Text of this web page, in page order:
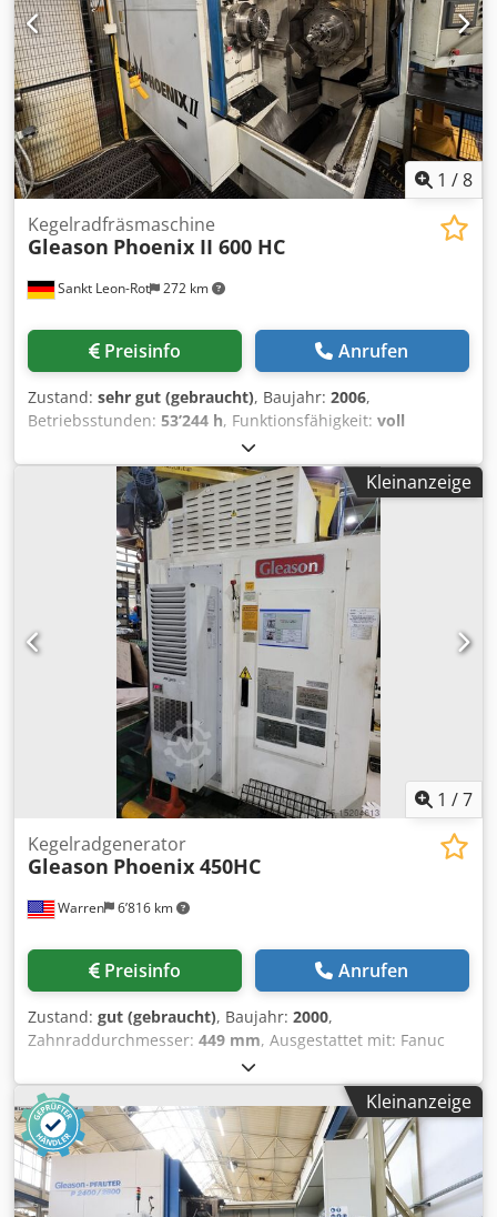
1 /8
Sankt Leon-Rot 272 km
Kegelradfräsmaschine
Gleason Phoenix II 600 HC
Preisinfo Anrufen
Zustand: sehr gut (gebraucht), Baujahr: 2006,
Betriebsstunden: 53’244 h, Funktionsfähigkeit: voll
, Technische Daten – Gleason Phoenix II
600HC (CNC-Hypoid-Verzahnmaschine) Arbeitsbereich
Max. Werkstückdurchmesser Ø 600 mm Max. Zahntiefe
24,6 mm Max. Zahnradbreite 110 mm Zähnezahl 1–300
Schneidkopfgröße Planfräsen (FM) 18" Durchmesser
Schneidkopfgröße Wälzfräsen (FH) 210 mm Radius Max.
Drehzahl der Schneiderspindel 600 min⁻¹ Arbeitsspindel
Durchmesser Kegel vorn Ø 203 mm Durchmesser
Kegelbohrung Ø 181 mm Bohrtiefe 884 mm Max. Drehzahl
der Arbeitsspindel 600 min⁻¹ Abmessungen und Gewicht
Gksbyexiybkeb Etu Red Platzbedarf L × B × H 4,4 × 3,5 × 3,5
m (inkl. Peripherie) Maschinengewicht 26.000 kg
Anschlussdaten Djdpfx Acoxwzu Ijbjck
Gesamtanschlussleistung 139 kVA Vorsicherung 200 A
Betriebsspannung 400 V Netzfrequenz 50 Hz
Steuerspannung 24 V DC
Kleinanzeige
1 /7
Warren 6’816 km
Kegelradgenerator
Gleason Phoenix 450HC
Preisinfo Anrufen
Zustand: gut (gebraucht), Baujahr: 2000,
Zahnraddurchmesser: 449 mm, Ausgestattet mit: Fanuc
150MB CNC-Steuerung Trockenes Schneiden Cutter-
Abdeckung Späne-Absaugsystem Automatische Türen
Hydraulisches System Schmierungssystem Arbeitslicht
Stapel-Licht Spezifikationen: Größtes
Übersetzungsverhältnis: 10:01 Arbeitsbereich
(kontinuierlich): Größte Zahnungstiefe: 15,24 mm Größte
Breite der Zahnfläche: 50,8 mm Arbeitsbereich-Achse:
Kleinanzeige